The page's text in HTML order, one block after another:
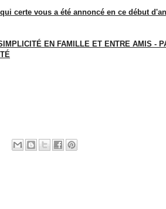
certe vous a été annoncé en ce début
EN FAMILLE ET ENTRE AMIS -